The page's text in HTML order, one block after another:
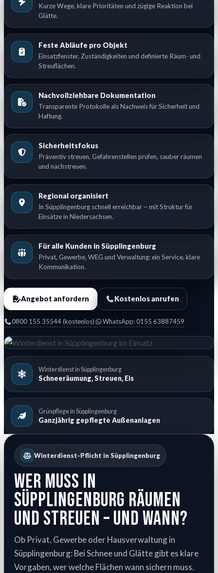
Kurze Wege, klare Prioritäten und zügige Reaktion bei
Glätte.
Feste Abläufe pro Objekt
Einsatzfenster, Zuständigkeiten und definierte Räum- und
Streuflächen.
Nachvollziehbare Dokumentation
Transparente Protokolle als Nachweis für Sicherheit und
Haftung.
Sicherheitsfokus
Präventiv streuen, Gefahrenstellen prüfen, sauber räumen
und nachstreuen.
Regional organisiert
In Süpplingenburg schnell erreichbar – mit Struktur für
Einsätze in Niedersachsen.
Für alle Kunden in Süpplingenburg
Privat, Gewerbe, WEG und Verwaltung: ein Service, klare
Kommunikation.
Angebot anfordern Kostenlos anrufen
0800 155 35544 (kostenlos) WhatsApp: 0155 63887459
Winterdienst in Süpplingenburg
Schneeräumung, Streuen, Eis
Grünpflege in Süpplingenburg
Ganzjährig gepflegte Außenanlagen
Winterdienst-Pflicht in Süpplingenburg
Wer muss in
Süpplingenburg räumen
und streuen – und wann?
Ob Privat, Gewerbe oder Hausverwaltung in
Süpplingenburg: Bei Schnee und Glätte gibt es klare
Vorgaben, wer welche Flächen wann sichern muss.